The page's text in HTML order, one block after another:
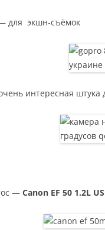
для экшн-съёмок
интересная штука
— Canon EF 50 1.2L